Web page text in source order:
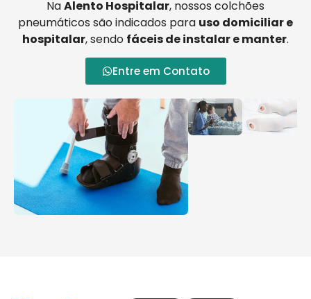
NaAlento Hospitalar, nossos colchões
pneumáticos são indicados para uso domiciliar e
hospitalar, sendo fáceis de instalar e manter.
Entre em Contato